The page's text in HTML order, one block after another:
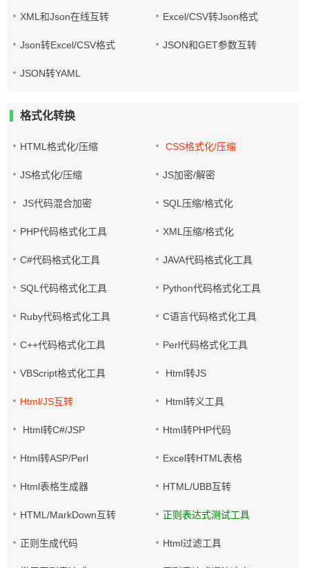
XML和Json在线互转 Excel/CSV转Json格式
Json转Excel/CSV格式 JSON和GET参数互转
JSON转YAML
格式化转换
HTML格式化/压缩 CSS格式化/压缩
JS格式化/压缩 JS加密/解密
JS代码混合加密 SQL压缩/格式化
PHP代码格式化工具 XML压缩/格式化
C#代码格式化工具 JAVA代码格式化工具
SQL代码格式化工具 Python代码格式化工具
Ruby代码格式化工具 C语言代码格式化工具
C++代码格式化工具 Perl代码格式化工具
VBScript格式化工具 Html转JS
Html/JS互转 Html转义工具
Html转C#/JSP Html转PHP代码
Html转ASP/Perl Excel转HTML表格
Html表格生成器 HTML/UBB互转
HTML/MarkDown互转 正则表达式测试工具
正则生成代码 Html过滤工具